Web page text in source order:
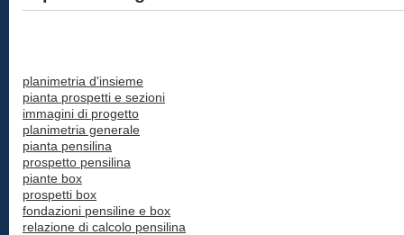
planimetria d'insieme
pianta prospetti e sezioni
immagini di progetto
planimetria generale
pianta pensilina
prospetto pensilina
piante box
prospetti box
fondazioni pensiline e box
relazione di calcolo pensilina